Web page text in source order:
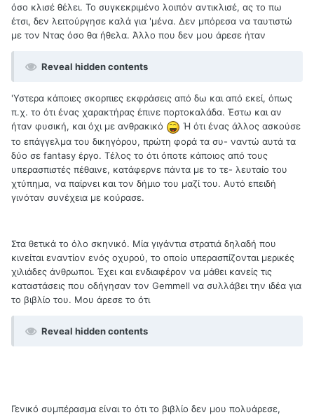
όσο κλισέ θέλει. Το συγκεκριμένο λοιπόν αντικλισέ, ας το πω
έτσι, δεν λειτούργησε καλά για 'μένα. Δεν μπόρεσα να ταυτιστώ
με τον Ντας όσο θα ήθελα. Άλλο που δεν μου άρεσε ήταν
Reveal hidden contents
'Υστερα κάποιες σκορπιες εκφράσεις από δω και από εκεί, όπως
π.χ. το ότι ένας χαρακτήρας έπινε πορτοκαλάδα. Έστω και αν
ήταν φυσική, και όχι με ανθρακικό
Ή ότι ένας άλλος ασκούσε
το επάγγελμα του δικηγόρου, πρώτη φορά τα συ- ναντώ αυτά τα
δύο σε fantasy έργο. Τέλος το ότι όποτε κάποιος από τους
υπερασπιστές πέθαινε, κατάφερνε πάντα με το τε- λευταίο του
χτύπημα, να παίρνει και τον δήμιο του μαζί του. Αυτό επειδή
γινόταν συνέχεια με κούρασε.
Στα θετικά το όλο σκηνικό. Μία γιγάντια στρατιά δηλαδή που
κινείται εναντίον ενός οχυρού, το οποίο υπερασπίζονται μερικές
χιλιάδες άνθρωποι. Έχει και ενδιαφέρον να μάθει κανείς τις
καταστάσεις που οδήγησαν τον Gemmell να συλλάβει την ιδέα για
το βιβλίο του. Μου άρεσε το ότι
Reveal hidden contents
Γενικό συμπέρασμα είναι το ότι το βιβλίο δεν μου πολυάρεσε,